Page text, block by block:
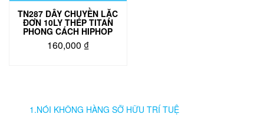
TN287 DÂY CHUYỀN LẶC
ĐƠN 10LY THÉP TITAN
PHONG CÁCH HIPHOP
160,000 ₫
1.NÓI KHÔNG HÀNG SỠ HỮU TRÍ TUỆ